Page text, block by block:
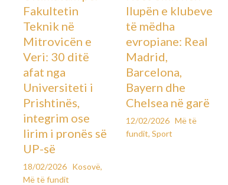
Fakultetin
Teknik në
Mitrovicën e
Veri: 30 ditë
afat nga
Universiteti i
Prishtinës,
integrim ose
lirim i pronës së
UP-së
18/02/2026 Kosovë,
Më të fundit
llupën e klubeve
të mëdha
evropiane: Real
Madrid,
Barcelona,
Bayern dhe
Chelsea në garë
12/02/2026 Më të
fundit, Sport